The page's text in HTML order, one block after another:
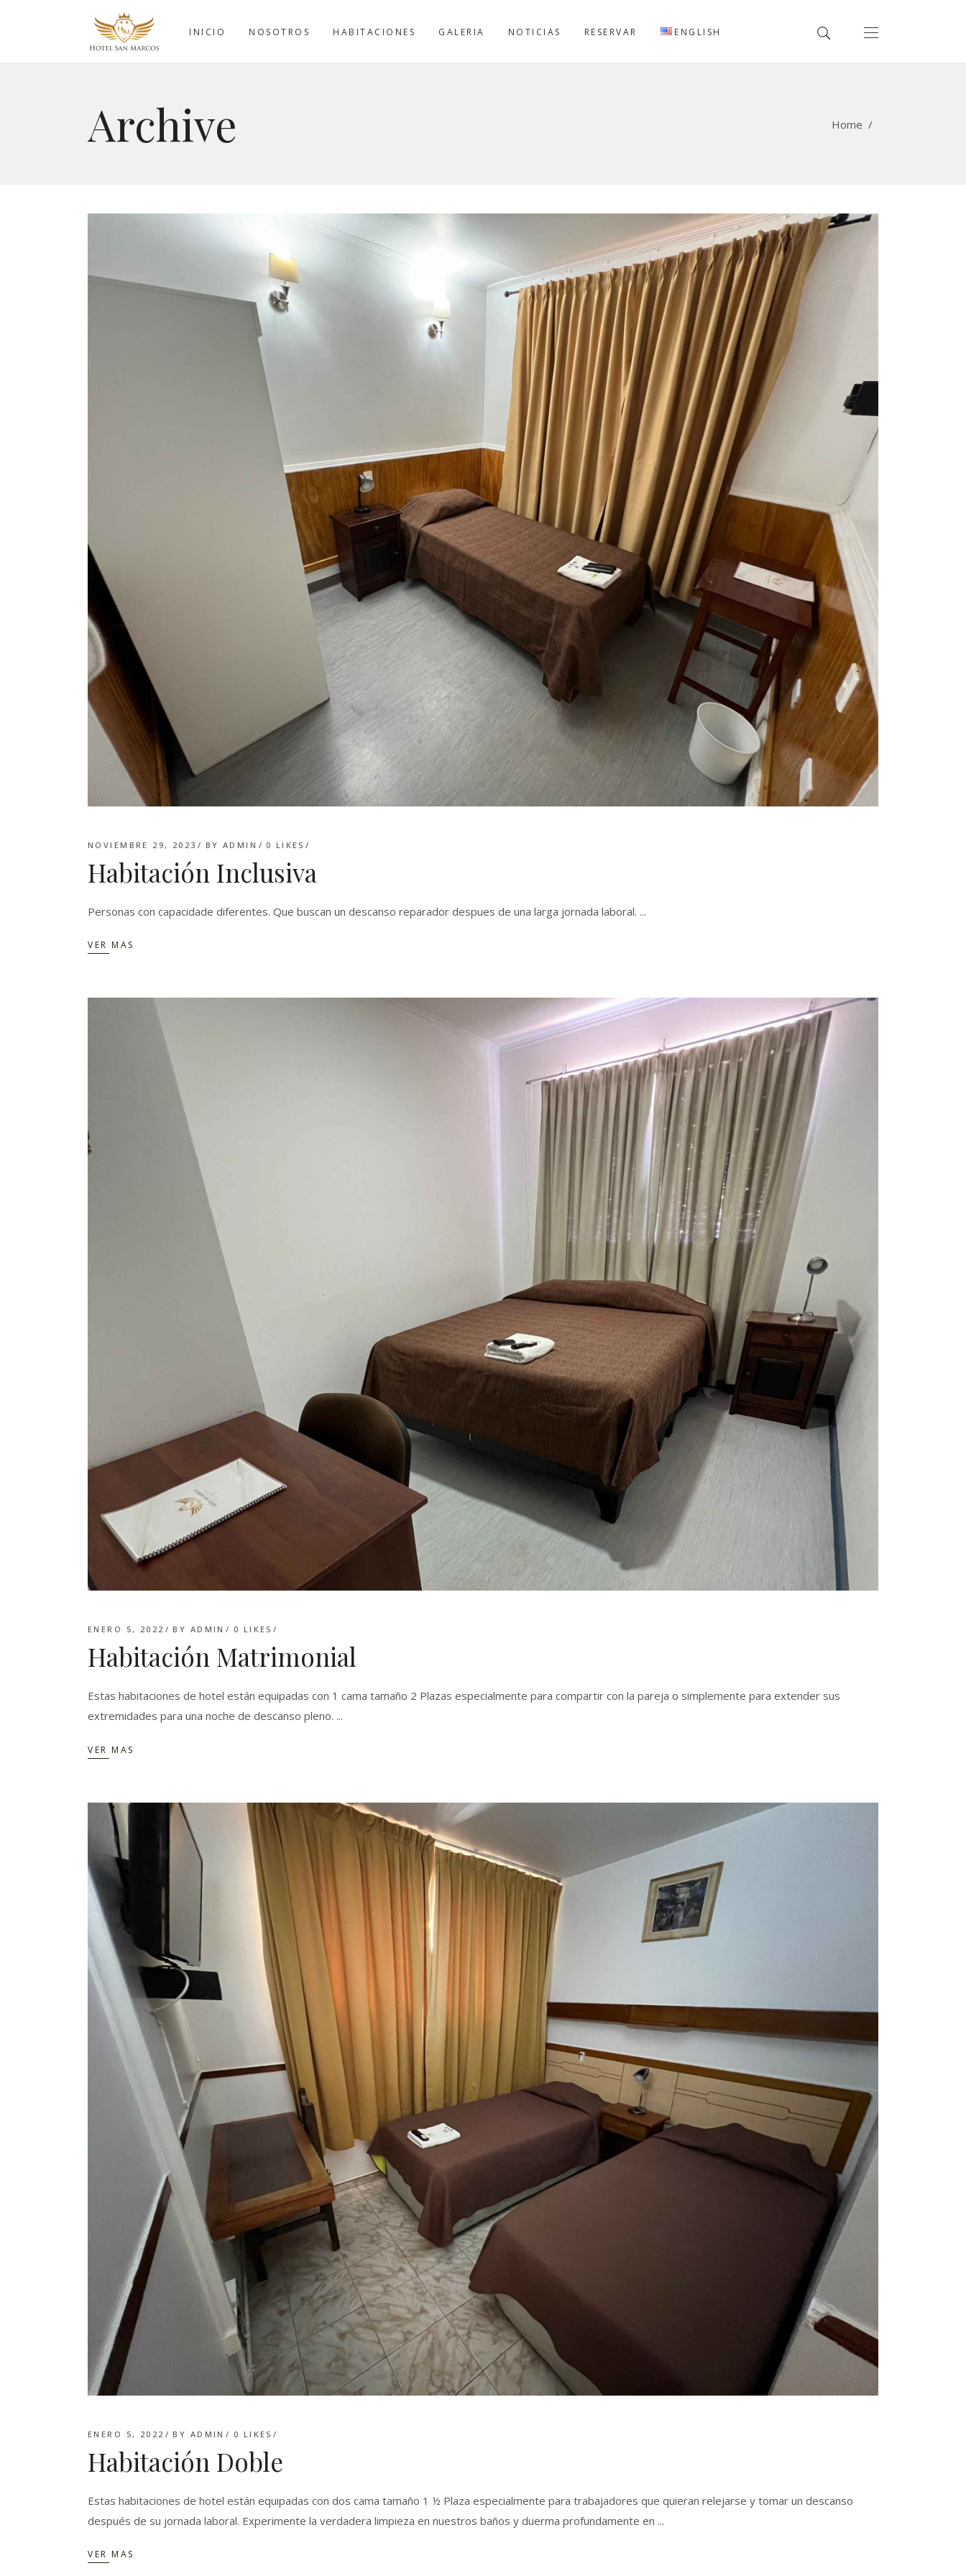
INICIO NOSOTROS HABITACIONES GALERIA NOTICIAS RESERVAR ENGLISH
Archive Home /
NOVIEMBRE 29, 2023 BY ADMIN 0 LIKES
Habitación Inclusiva
Personas con capacidade diferentes. Que buscan un descanso reparador despues de una larga jornada laboral.
VER MAS
ENERO 5, 2022 BY ADMIN 0 LIKES
Habitación Matrimonial
Estas habitaciones de hotel están equipadas con 1 cama tamaño 2 Plazas especialmente para compartir con la pareja o simplemente para extender sus
extremidades para una noche de descanso pleno.
VER MAS
ENERO 5, 2022 BY ADMIN 0 LIKES
Habitación Doble
Estas habitaciones de hotel están equipadas con dos cama tamaño 1 ½ Plaza especialmente para trabajadores que quieran relejarse y tomar un descanso
después de su jornada laboral. Experimente la verdadera limpieza en nuestros baños y duerma profundamente en
VER MAS